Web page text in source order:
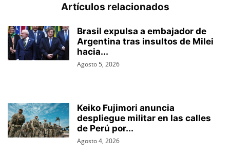
Artículos relacionados
Brasil expulsa a embajador de
Argentina tras insultos de Milei
hacia...
Agosto 5, 2026
Keiko Fujimori anuncia
despliegue militar en las calles
de Perú por...
Agosto 4, 2026